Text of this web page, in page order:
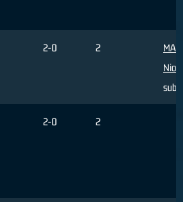
2-0 2
2-0 2